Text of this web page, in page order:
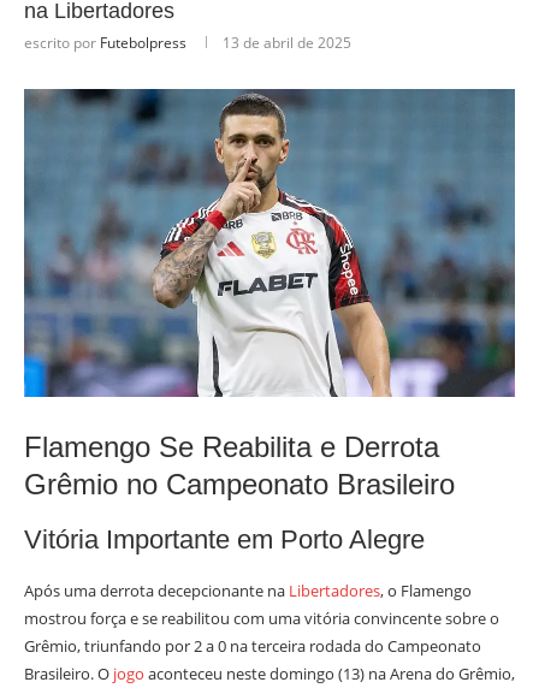
na Libertadores
escrito por Futebolpress 13 de abril de 2025
Flamengo Se Reabilita e Derrota
Grêmio no Campeonato Brasileiro
Vitória Importante em Porto Alegre
Após uma derrota decepcionante na Libertadores, o Flamengo
mostrou força e se reabilitou com uma vitória convincente sobre o
Grêmio, triunfando por 2 a 0 na terceira rodada do Campeonato
Brasileiro. O jogo aconteceu neste domingo (13) na Arena do Grêmio,